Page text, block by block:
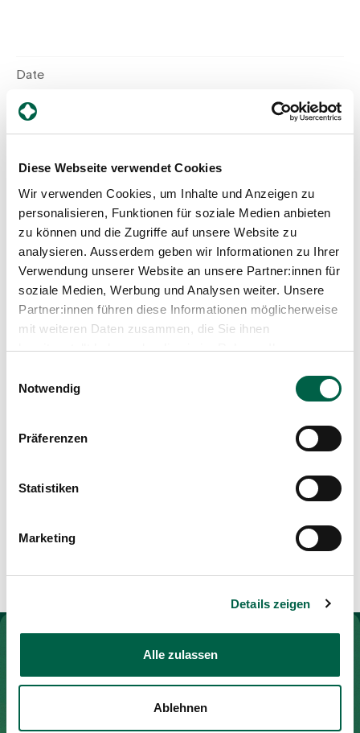
Diese Webseite verwendet Cookies
Wir verwenden Cookies, um Inhalte und Anzeigen zu
personalisieren, Funktionen für soziale Medien anbieten
zu können und die Zugriffe auf unsere Website zu
analysieren. Ausserdem geben wir Informationen zu Ihrer
Verwendung unserer Website an unsere Partner:innen für
soziale Medien, Werbung und Analysen weiter. Unsere
Partner:innen führen diese Informationen möglicherweise
mit weiteren Daten zusammen, die Sie ihnen
bereitgestellt haben oder die sie im Rahmen Ihrer
Notwendig
Präferenzen
Statistiken
Marketing
Details zeigen
Alle zulassen
Ablehnen
Baby gallery
Media
Publications
Date
Time of birth
Gender
Girl
Height
49 cm
Weight
Share post
To Gesundheitswelt Zollikerberg